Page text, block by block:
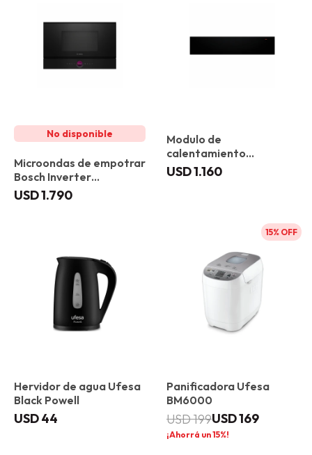
Microondas de empotrar
Bosch Inverter
BFR7221B1 Gourmet
USD1.790
Modulo de
calentamiento
empotrable Bosch
USD1.160
Hervidor de agua Ufesa
Black Powell
USD44
15
Panificadora Ufesa
BM6000
USD169
USD199
15